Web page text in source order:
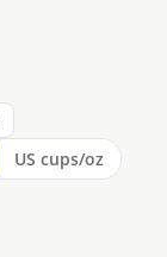
US cups/oz